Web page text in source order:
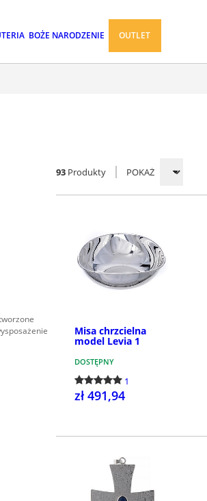
BOŻE NARODZENIE OUTLET
93 Produkty POKAŻ
Misa chrzcielna
model Levia 1
DOSTĘPNY
1
zł 491,94